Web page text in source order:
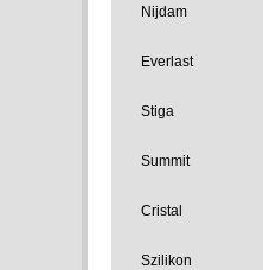
Nijdam
Everlast
Stiga
Summit
Cristal
Szilikon